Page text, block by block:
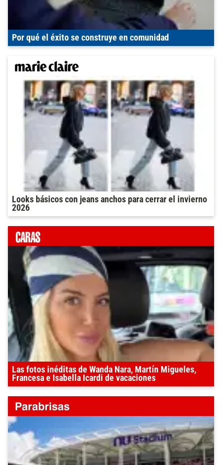
Por qué el éxito se construye en comunidad
Looks básicos con jeans anchos para cerrar el invierno
2026
Las fotos inéditas de Wanda Nara, Martín Migueles,
Francesa e Isabella Icardi de vacaciones